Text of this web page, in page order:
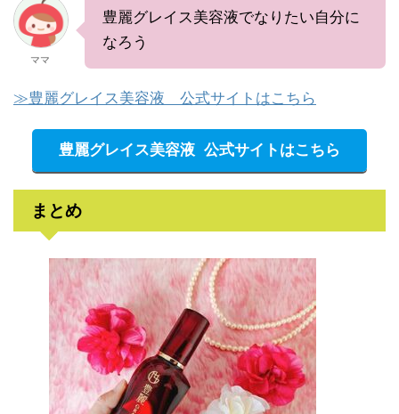
ママ
豊麗グレイス美容液でなりたい自分に
なろう
≫豊麗グレイス美容液 公式サイトはこちら
豊麗グレイス美容液 公式サイトはこちら
まとめ